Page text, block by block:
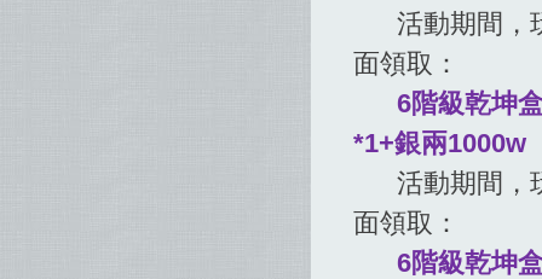
活動期間，
面領取：
6階級乾坤
*1+銀兩1000w
活動期間，
面領取：
6階級乾坤